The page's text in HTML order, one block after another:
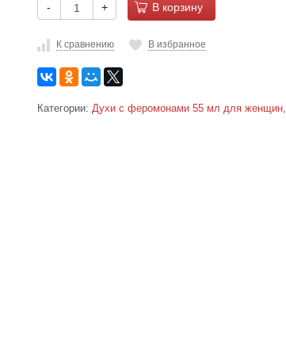
- + В корзину
К сравнению В избранное
Категории: Духи с феромонами 55 мл для женщин,